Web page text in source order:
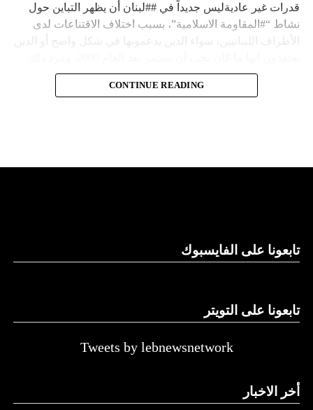
قدرات غير عاديةليس جديداً في ##لبنان أن يظهر التباين حول
نشاط “#المقاومة الاسلامية”، بسبب اختلاف الاقتناعات لدى
الأطراف اللبنانيين، سواء الذين يدعمونها في شكل واضح أو الذين
إلى أن المقاومة ضد الاحتلال الإسرائيلي لم تكن يوماً محط
إجماع داخلي، وإن كانت القوى اللبنانية المؤمنة بالصراع ضد
النهار
CONTINUE READING
تابعونا على الفايسبوك
تابعونا على التويتر
Tweets by lebnewsnetwork
أخر الاخبار